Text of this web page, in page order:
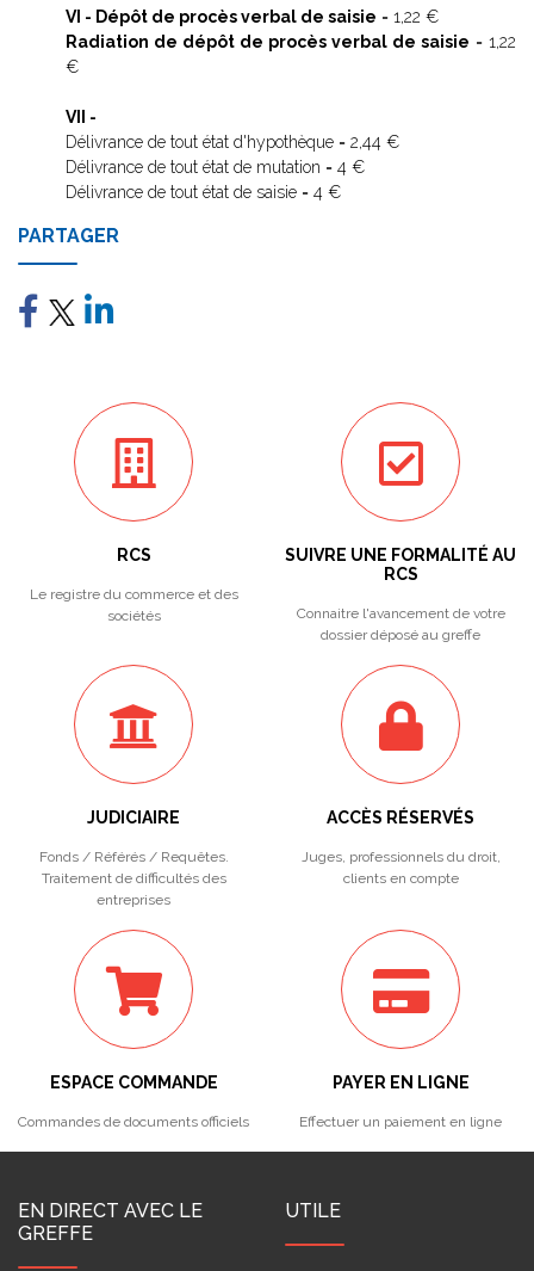
VI - Dépôt de procès verbal de saisie = 1,22 €
Radiation de dépôt de procès verbal de saisie = 1,22
€
VII -
Délivrance de tout état d'hypothèque = 2,44 €
Délivrance de tout état de mutation = 4 €
Délivrance de tout état de saisie = 4 €
PARTAGER
RCS
Le registre du commerce et des
sociétés
SUIVRE UNE FORMALITÉ AU
RCS
Connaitre l'avancement de votre
dossier déposé au greffe
JUDICIAIRE
Fonds / Référés / Requêtes.
Traitement de difficultés des
entreprises
ACCÈS RÉSERVÉS
Juges, professionnels du droit,
clients en compte
ESPACE COMMANDE
Commandes de documents officiels
PAYER EN LIGNE
Effectuer un paiement en ligne
EN DIRECT AVEC LE
GREFFE
UTILE